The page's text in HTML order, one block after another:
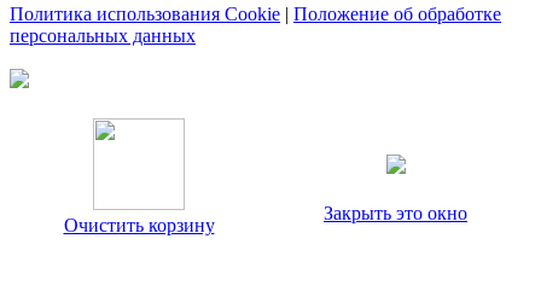
Политика использования Cookie | Положение об обработке
персональных данных
Очистить корзину
Закрыть это окно